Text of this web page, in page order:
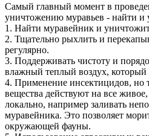
Самый главный момент в
уничтожению муравьев - найти и
1. Найти муравейник и
2. Тщательно рыхлить и
регулярно.
3. Поддерживать чистоту и
влажный теплый воздух, который
4. Применение инсектицидов, но
вещества действуют на все
локально, например заливать
муравейника. Это позволяет
окружающей фауны.